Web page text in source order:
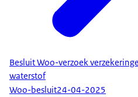
Besluit Woo-verzoek
waterstof
Woo-besluit24-04-2025